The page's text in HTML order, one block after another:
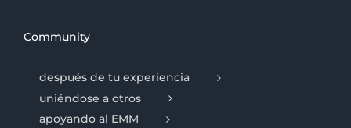
Community
después de tu experiencia
uniéndose a otros
apoyando al EMM